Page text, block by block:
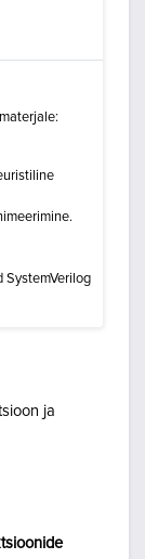
SystemVerilog
ja